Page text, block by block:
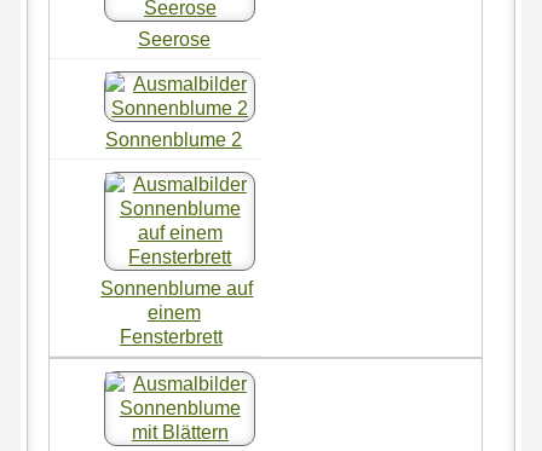
Seerose
Sonnenblume 2
Sonnenblume auf
einem
Fensterbrett